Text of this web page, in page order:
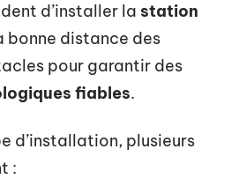
d’installer la station
bonne distance des
pour garantir des
fiables.
d’installation, plusieurs
: